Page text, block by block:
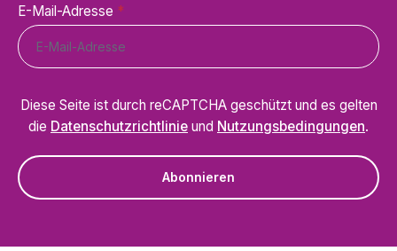
E-Mail-Adresse *
Diese Seite ist durch reCAPTCHA geschützt und es gelten
die Datenschutzrichtlinie und Nutzungsbedingungen.
Abonnieren